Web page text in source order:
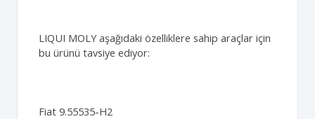
LIQUI MOLY aşağıdaki özelliklere sahip araçlar için
bu ürünü tavsiye ediyor:
Fiat 9.55535-H2